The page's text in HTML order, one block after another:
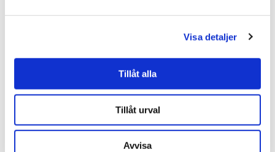
Visa detaljer
Tillåt alla
Tillåt urval
Avvisa
Att ta på sig skulden för händelser man egentligen inte
Exempel: Du anklagar dig själv för att stämningen på ett
möte blev stel, trots att det inte var ditt ansvar.
Fråga dig själv: Skulle jag anklaga någon annan för